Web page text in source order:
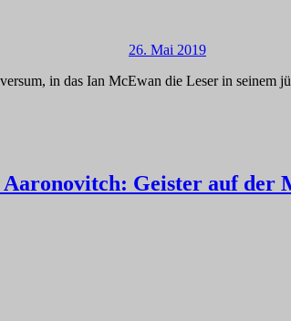
26. Mai 2019
in das Ian McEwan die Leser in seinem
Aaronovitch: Geister auf der